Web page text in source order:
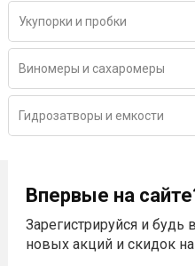
Укупорки и пробки
Виномеры и сахаромеры
Гидрозатворы и емкости
Впервые на
Зарегистрируйся и будь
новых акций и скидок